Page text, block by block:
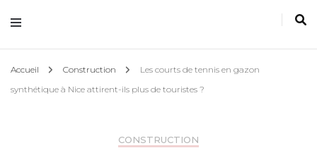
Accueil Construction
Les courts de tennis en gazon
synthétique à Nice attirent-ils plus de touristes ?
CONSTRUCTION